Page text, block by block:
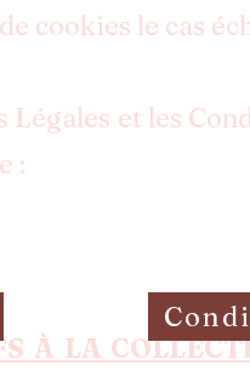
cookies le cas
et les
:
À LA